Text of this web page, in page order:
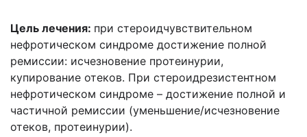
Цель лечения: при стероидчувствительном
нефротическом синдроме достижение полной
ремиссии: исчезновение протеинурии,
купирование отеков. При стероидрезистентном
нефротическом синдроме – достижение полной и
частичной ремиссии (уменьшение/исчезновение
отеков, протеинурии).